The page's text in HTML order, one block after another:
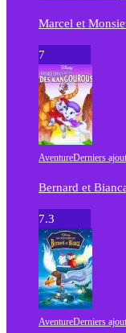
Marcel et
7
AventureDerniers
Bernard et
7.3
AventureDerniers